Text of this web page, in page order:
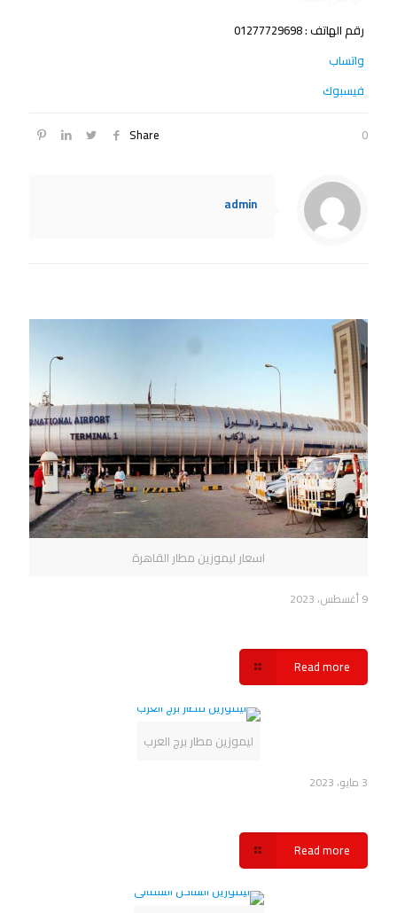
رقم الهاتف :01277729698
واتساب
فيسبوك
Share 0
admin
اسعار ليموزين مطار القاهرة
9 أغسطس، 2023
Read more
ليموزين مطار برج العرب
3 مايو، 2023
Read more